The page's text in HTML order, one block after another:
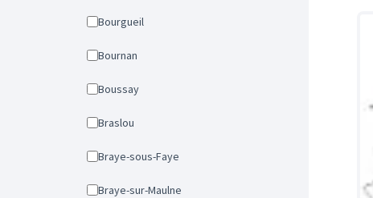
Bourgueil
Bournan
Boussay
Braslou
Braye-sous-Faye
Braye-sur-Maulne